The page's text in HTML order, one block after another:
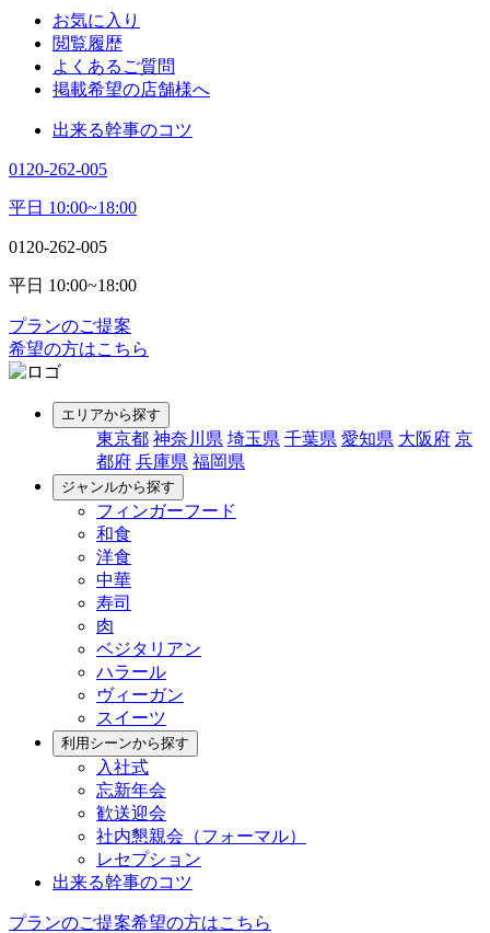
お気に入り
閲覧履歴
よくあるご質問
掲載希望の店舗様へ
出来る幹事のコツ
0120-262-005
平日 10:00~18:00
0120-262-005
平日 10:00~18:00
プランのご提案
希望の方はこちら
エリアから探す
東京都 神奈川県 埼玉県 千葉県 愛知県 大阪府 京
都府 兵庫県 福岡県
ジャンルから探す
フィンガーフード
和食
洋食
中華
寿司
肉
ベジタリアン
ハラール
ヴィーガン
スイーツ
利用シーンから探す
入社式
忘新年会
歓送迎会
社内懇親会（フォーマル）
レセプション
出来る幹事のコツ
プランのご提案希望の方はこちら